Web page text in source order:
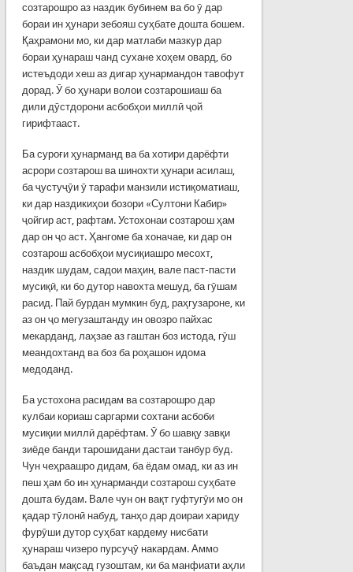
созтарошро аз наздик бубинем ва бо ӯ дар
бораи ин ҳунари зебояш суҳбате дошта бошем.
Қаҳрамони мо, ки дар матлаби мазкур дар
бораи ҳунараш чанд сухане хоҳем овард, бо
истеъдоди хеш аз дигар ҳунармандон тавофут
дорад. Ӯ бо ҳунари волои созтарошиаш ба
дили дӯстдорони асбобҳои миллӣ ҷой
гирифтааст.
Ба суроғи ҳунарманд ва ба хотири дарёфти
асрори созтарош ва шинохти ҳунари асилаш,
ба ҷустуҷӯи ӯ тарафи манзили истиқоматиаш,
ки дар наздикиҳои бозори «Султони Кабир»
ҷойгир аст, рафтам. Устохонаи созтарош ҳам
дар он ҷо аст. Ҳангоме ба хоначае, ки дар он
созтарош асбобҳои мусиқиашро месохт,
наздик шудам, садои маҳин, вале паст-пасти
мусиқӣ, ки бо дутор навохта мешуд, ба гӯшам
расид. Пай бурдан мумкин буд, раҳгузароне, ки
аз он ҷо мегузаштанду ин овозро пайхас
мекарданд, лаҳзае аз гаштан боз истода, гӯш
меандохтанд ва боз ба роҳашон идома
медоданд.
Ба устохона расидам ва созтарошро дар
кулбаи кориаш саргарми сохтани асбоби
мусиқии миллӣ дарёфтам. Ӯ бо шавқу завқи
зиёде банди тарошидани дастаи танбур буд.
Чун чеҳраашро дидам, ба ёдам омад, ки аз ин
пеш ҳам бо ин ҳунарманди созтарош суҳбате
дошта будам. Вале чун он вақт гуфтугӯи мо он
қадар тӯлонӣ набуд, танҳо дар доираи хариду
фурӯши дутор суҳбат кардему нисбати
ҳунараш чизеро пурсуҷӯ накардам. Аммо
баъдан мақсад гузоштам, ки ба манфиати аҳли